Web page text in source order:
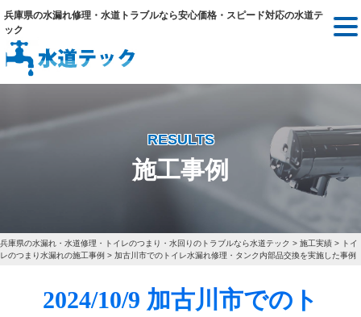
兵庫県の水漏れ修理・水道トラブルなら安心価格・スピード対応の水道テ
ック
RESULTS
施工事例
兵庫県の水漏れ・水道修理・トイレのつまり・水回りのトラブルなら水道テック > 施工実績 > トイ
レのつまり水漏れの施工事例 > 加古川市でのトイレ水漏れ修理・タンク内部品交換を実施した事例
2024/10/9 加古川市でのト